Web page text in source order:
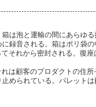
は泡と運輸の間にあらゆ
録音される。箱はポリ袋
それから密封される。復
は顧客のプロダクトの住
められている。パレット